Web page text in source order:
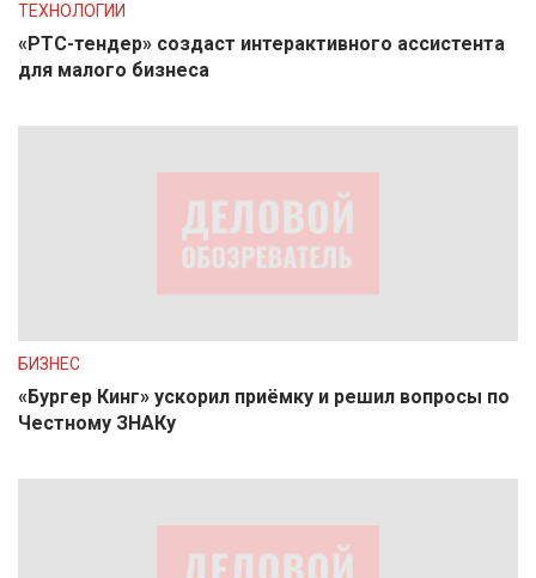
ТЕХНОЛОГИИ
«РТС-тендер» создаст интерактивного ассистента
для малого бизнеса
БИЗНЕС
«Бургер Кинг» ускорил приёмку и решил вопросы по
Честному ЗНАКу